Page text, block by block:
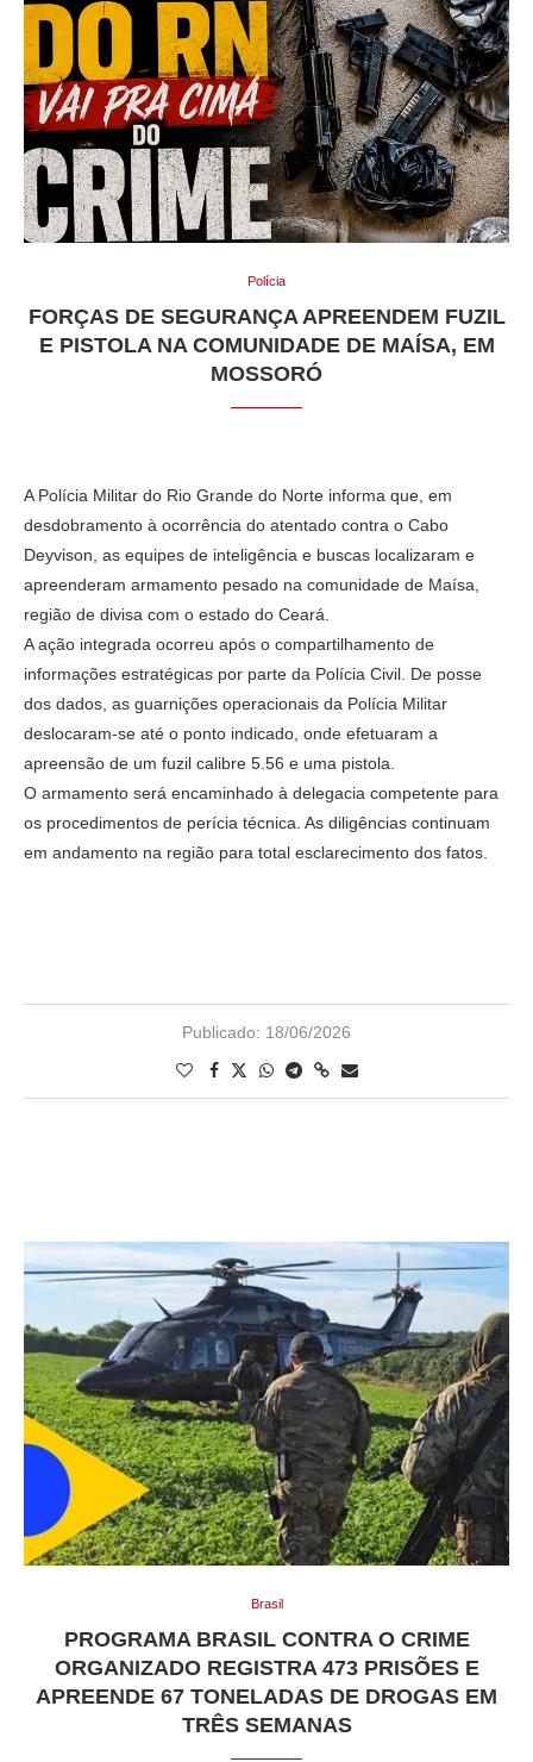
Polícia
FORÇAS DE SEGURANÇA APREENDEM FUZIL
E PISTOLA NA COMUNIDADE DE MAÍSA, EM
MOSSORÓ
​A Polícia Militar do Rio Grande do Norte informa que, em
desdobramento à ocorrência do atentado contra o Cabo
Deyvison, as equipes de inteligência e buscas localizaram e
apreenderam armamento pesado na comunidade de Maísa,
região de divisa com o estado do Ceará.
​A ação integrada ocorreu após o compartilhamento de
informações estratégicas por parte da Polícia Civil. De posse
dos dados, as guarnições operacionais da Polícia Militar
deslocaram-se até o ponto indicado, onde efetuaram a
apreensão de um fuzil calibre 5.56 e uma pistola.
​O armamento será encaminhado à delegacia competente para
os procedimentos de perícia técnica. As diligências continuam
em andamento na região para total esclarecimento dos fatos.
Publicado: 18/06/2026
Brasil
PROGRAMA BRASIL CONTRA O CRIME
ORGANIZADO REGISTRA 473 PRISÕES E
APREENDE 67 TONELADAS DE DROGAS EM
TRÊS SEMANAS